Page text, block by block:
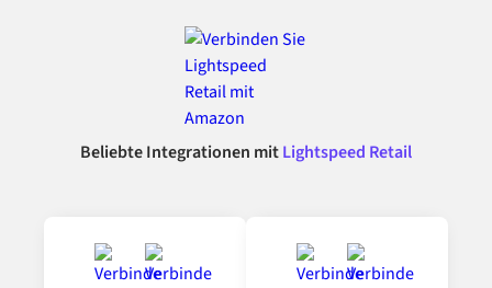
Beliebte Integrationen mitLightspeed Retail